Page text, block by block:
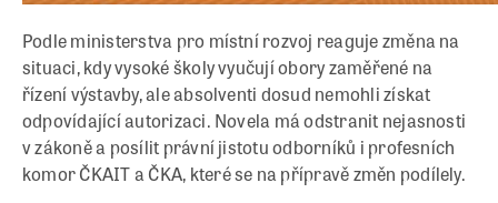
Podle ministerstva pro místní rozvoj reaguje změna na
situaci, kdy vysoké školy vyučují obory zaměřené na
řízení výstavby, ale absolventi dosud nemohli získat
odpovídající autorizaci. Novela má odstranit nejasnosti
v zákoně a posílit právní jistotu odborníků i profesních
komor ČKAIT a ČKA, které se na přípravě změn podílely.